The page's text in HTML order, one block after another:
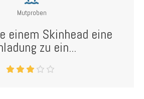
Mutproben
einem Skinhead eine
zu ein...